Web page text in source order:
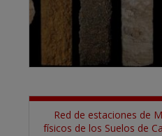
Red de estaciones de
físicos de los Suelos de